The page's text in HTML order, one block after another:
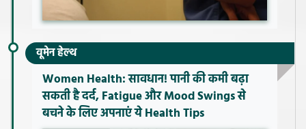
वूमेन हेल्थ
Women Health: सावधान! पानी की कमी बढ़ा
सकती है दर्द, Fatigue और Mood Swings से
बचने के लिए अपनाएं ये Health Tips